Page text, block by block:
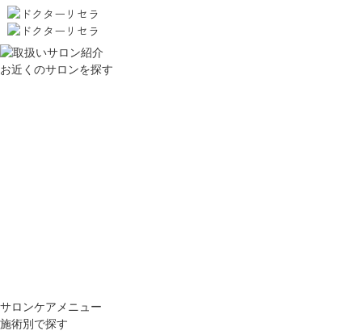
お近くのサロンを探す
サロンケアメニュー
施術別で探す